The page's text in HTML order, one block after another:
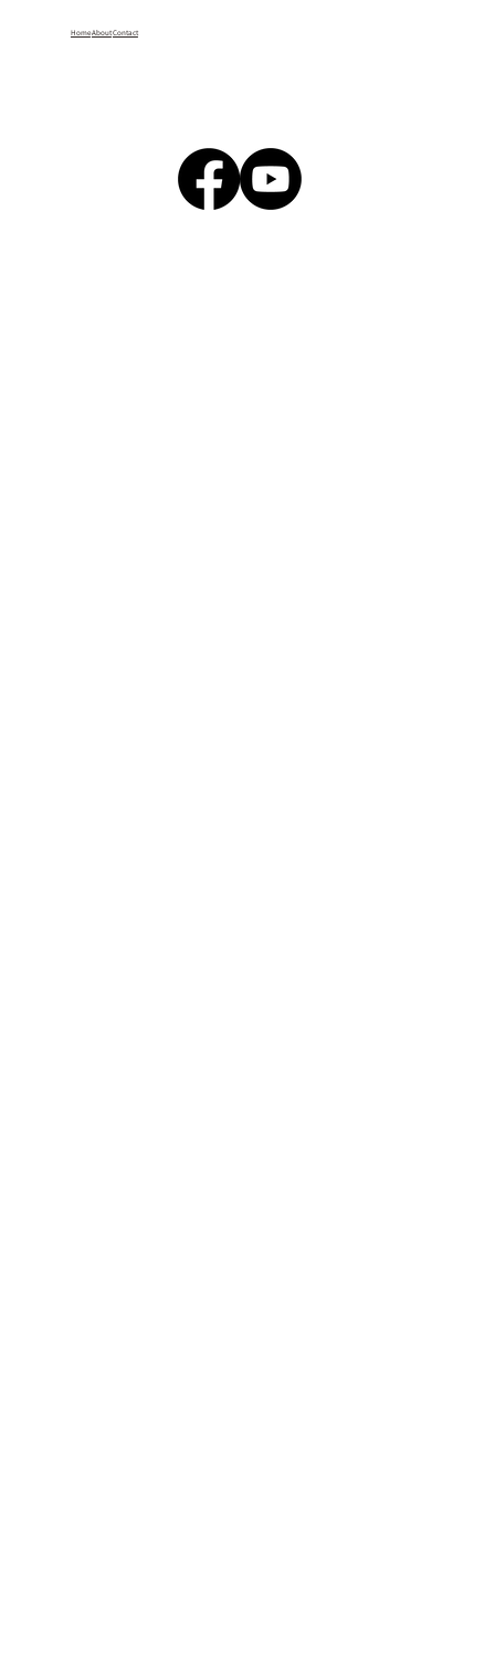
【公告】第六屆未來素養學堂｜獎勵嘉年
HomeAboutContact